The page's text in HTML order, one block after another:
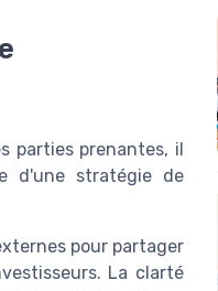
parties prenantes, il
d'une stratégie de
pour partager
La clarté